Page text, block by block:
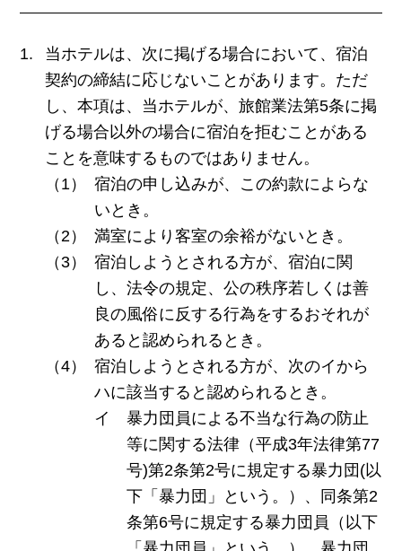
当ホテルは、次に掲げる場合において、宿泊
契約の締結に応じないことがあります。ただ
し、本項は、当ホテルが、旅館業法第5条に掲
げる場合以外の場合に宿泊を拒むことがある
ことを意味するものではありません。
宿泊の申し込みが、この約款によらな
いとき。
満室により客室の余裕がないとき。
宿泊しようとされる方が、宿泊に関
し、法令の規定、公の秩序若しくは善
良の風俗に反する行為をするおそれが
あると認められるとき。
宿泊しようとされる方が、次のイから
ハに該当すると認められるとき。
暴力団員による不当な行為の防止
等に関する法律（平成3年法律第77
号)第2条第2号に規定する暴力団(以
下「暴力団」という。）、同条第2
条第6号に規定する暴力団員（以下